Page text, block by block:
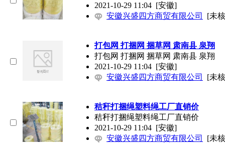
2021-10-29 11:04 [安徽]
安徽兴盛四方商贸有限公司
[未
打包网 打捆网 捆草网 肃南县 泉翔
打包网 打捆网 捆草网 肃南县 泉翔
2021-10-29 11:04 [安徽]
安徽兴盛四方商贸有限公司
[未
秸秆打捆绳塑料绳工厂直销价
秸秆打捆绳塑料绳工厂直销价
2021-10-29 11:04 [安徽]
安徽兴盛四方商贸有限公司
[未